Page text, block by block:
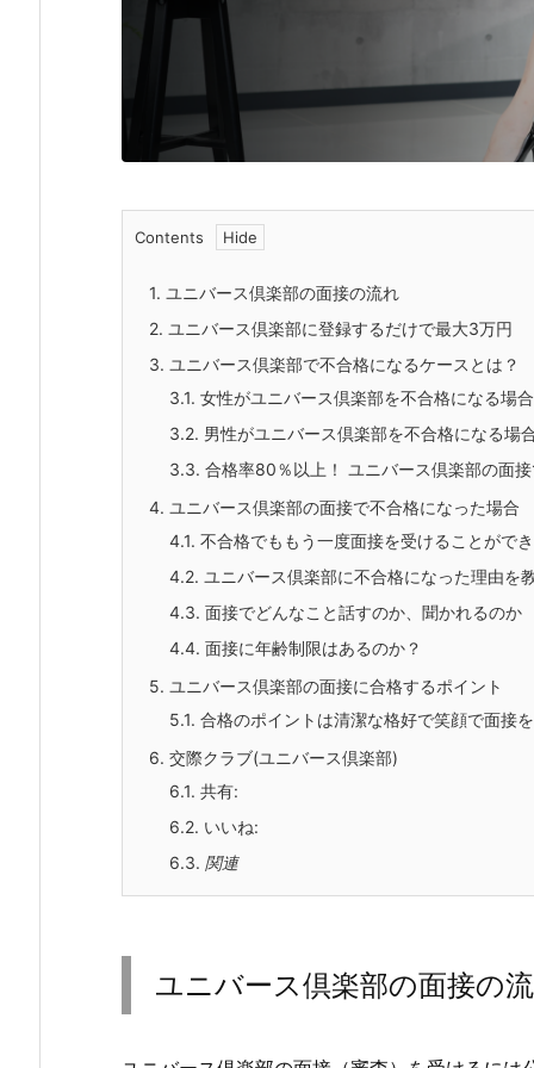
Contents
1. ユニバース倶楽部の面接の流れ
2. ユニバース倶楽部に登録するだけで最大3万円
3. ユニバース倶楽部で不合格になるケースとは？
3.1. 女性がユニバース倶楽部を不合格になる場
3.2. 男性がユニバース倶楽部を不合格になる場
3.3. 合格率80％以上！ ユニバース倶楽部の面
4. ユニバース倶楽部の面接で不合格になった場合
4.1. 不合格でももう一度面接を受けることがで
4.2. ユニバース倶楽部に不合格になった理由を
4.3. 面接でどんなこと話すのか、聞かれるのか
4.4. 面接に年齢制限はあるのか？
5. ユニバース倶楽部の面接に合格するポイント
5.1. 合格のポイントは清潔な格好で笑顔で面接
6. 交際クラブ(ユニバース倶楽部)
6.1. 共有:
6.2. いいね:
6.3. 関連
ユニバース倶楽部の面接の